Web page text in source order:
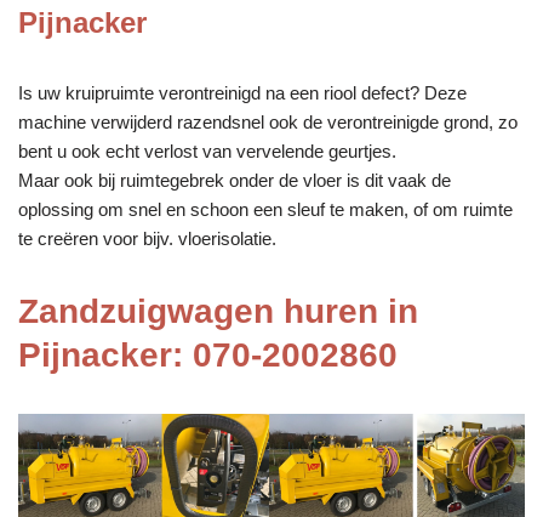
Pijnacker
Is uw kruipruimte verontreinigd na een riool defect? Deze
machine verwijderd razendsnel ook de verontreinigde grond, zo
bent u ook echt verlost van vervelende geurtjes.
Maar ook bij ruimtegebrek onder de vloer is dit vaak de
oplossing om snel en schoon een sleuf te maken, of om ruimte
te creëren voor bijv. vloerisolatie.
Zandzuigwagen huren in
Pijnacker: 070-2002860